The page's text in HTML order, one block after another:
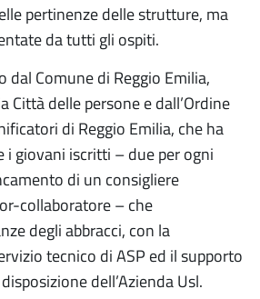
pertinenze delle strutture, ma
da tutti gli ospiti.
dal Comune di Reggio Emilia,
Città delle persone e dall’Ordine
di Reggio Emilia, che ha
i giovani iscritti – due per ogni
di un consigliere
collaboratore – che
degli abbracci, con la
tecnico di ASP ed il supporto
dell’Azienda Usl.